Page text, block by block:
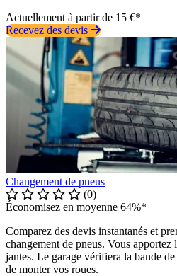
Actuellement à partir de 15 €*
Recevez des devis
Changement de pneus
(0)
Économisez en moyenne 64%*
Comparez des devis instantanés et
changement de pneus. Vous apportez
jantes. Le garage vérifiera la bande
de monter vos roues.